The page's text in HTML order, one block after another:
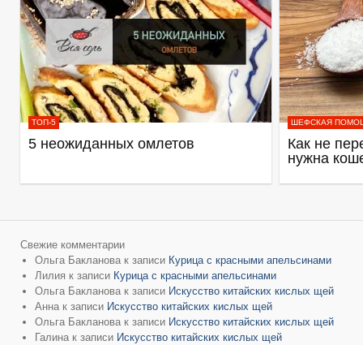
ТОП-5
5 неожиданных омлетов
ШЕФСКАЯ
Как не
нужна
Свежие комментарии
Ольга Бакланова к записи Курица с красными апельсинами
Лилия к записи Курица с красными апельсинами
Ольга Бакланова к записи Искусство китайских кислых щей
Анна к записи Искусство китайских кислых щей
Ольга Бакланова к записи Искусство китайских кислых щей
Галина к записи Искусство китайских кислых щей